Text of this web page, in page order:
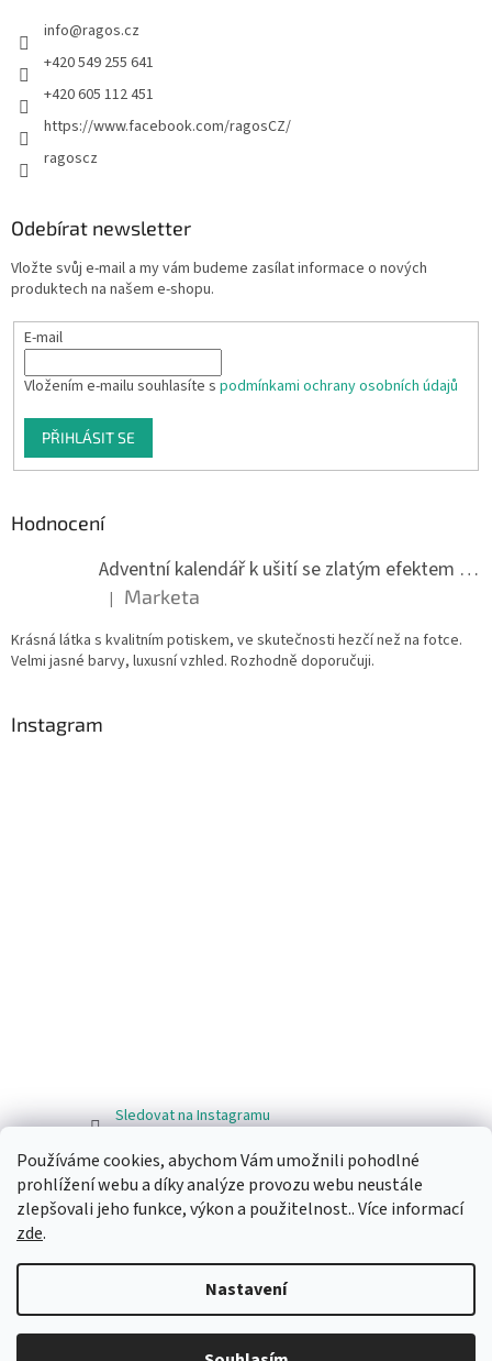
Používáme cookies, abychom Vám umožnili pohodlné
prohlížení webu a díky analýze provozu webu neustále
zlepšovali jeho funkce, výkon a použitelnost.. Více informací
zde.
Nastavení
info@ragos.cz
+420 549 255 641
+420 605 112 451
https://www.facebook.com/ragosCZ/
ragoscz
Odebírat newsletter
Vložte svůj e-mail a my vám budeme zasílat informace o nových
produktech na našem e-shopu.
E-mail
Vložením e-mailu souhlasíte s podmínkami ochrany osobních údajů
PŘIHLÁSIT SE
Hodnocení
Adventní kalendář k ušití se zlatým efektem 042Q
Hodnocení produktu je 5 z 5 hvězdiček.
| Marketa
Krásná látka s kvalitním potiskem, ve skutečnosti hezčí než na fotce.
Velmi jasné barvy, luxusní vzhled. Rozhodně doporučuji.
Instagram
Sledovat na Instagramu
Facebook
Vytvořil Shoptet